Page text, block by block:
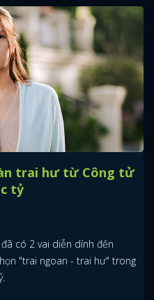
trai hư từ Công tử
tỷ
có 2 vai diễn dính đến
"trai ngoan - trai hư" trong